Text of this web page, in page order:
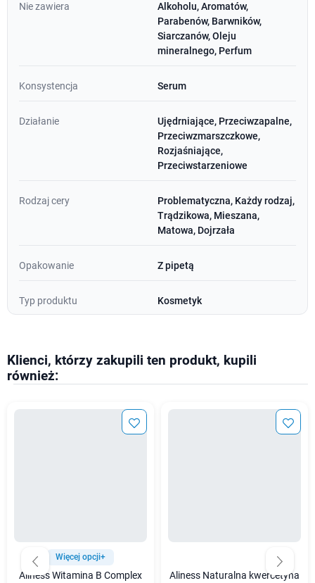
Nie zawiera
Alkoholu, Aromatów,
Parabenów, Barwników,
Siarczanów, Oleju
mineralnego, Perfum
Konsystencja Serum
Działanie
Ujędrniające, Przeciwzapalne,
Przeciwzmarszczkowe,
Rozjaśniające,
Przeciwstarzeniowe
Rodzaj cery
Problematyczna, Każdy rodzaj,
Trądzikowa, Mieszana,
Matowa, Dojrzała
Opakowanie Z pipetą
Typ produktu Kosmetyk
Klienci, którzy zakupili ten produkt, kupili
również:
Więcej opcji+
Aliness Witamina B Complex
Aliness Naturalna kwercetyna